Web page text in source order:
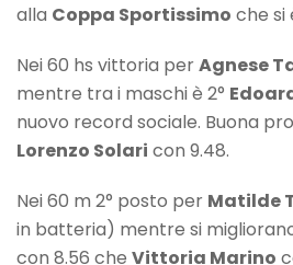
alla Coppa Sportissimo che si
Nei 60 hs vittoria perAgnese
mentre tra i maschi è 2°
nuovo record sociale. Buona
Lorenzo Solari con 9.48.
Nei 60 m 2° posto per Matilde
in batteria) mentre si
con 8.56 che Vittoria Marino